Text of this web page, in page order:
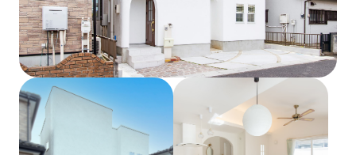
土地をお探しの方
会社概要
採用情報
各種お問い合わせ
カタログ請求